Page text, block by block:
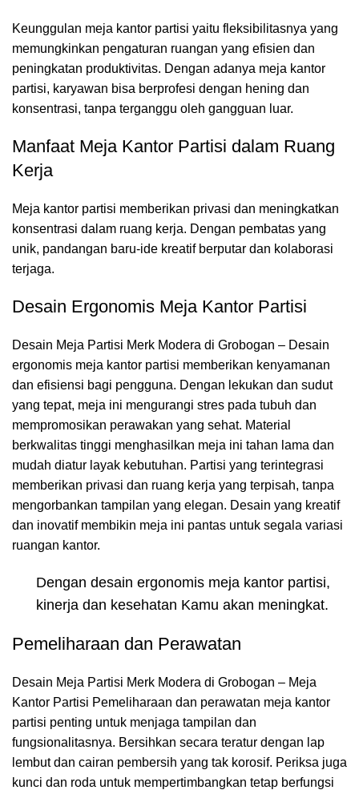
Keunggulan meja kantor partisi yaitu fleksibilitasnya yang
memungkinkan pengaturan ruangan yang efisien dan
peningkatan produktivitas. Dengan adanya meja kantor
partisi, karyawan bisa berprofesi dengan hening dan
konsentrasi, tanpa terganggu oleh gangguan luar.
Manfaat Meja Kantor Partisi dalam Ruang
Kerja
Meja kantor partisi memberikan privasi dan meningkatkan
konsentrasi dalam ruang kerja. Dengan pembatas yang
unik, pandangan baru-ide kreatif berputar dan kolaborasi
terjaga.
Desain Ergonomis Meja Kantor Partisi
Desain Meja Partisi Merk Modera di Grobogan – Desain
ergonomis meja kantor partisi memberikan kenyamanan
dan efisiensi bagi pengguna. Dengan lekukan dan sudut
yang tepat, meja ini mengurangi stres pada tubuh dan
mempromosikan perawakan yang sehat. Material
berkwalitas tinggi menghasilkan meja ini tahan lama dan
mudah diatur layak kebutuhan. Partisi yang terintegrasi
memberikan privasi dan ruang kerja yang terpisah, tanpa
mengorbankan tampilan yang elegan. Desain yang kreatif
dan inovatif membikin meja ini pantas untuk segala variasi
ruangan kantor.
Dengan desain ergonomis meja kantor partisi,
kinerja dan kesehatan Kamu akan meningkat.
Pemeliharaan dan Perawatan
Desain Meja Partisi Merk Modera di Grobogan – Meja
Kantor Partisi Pemeliharaan dan perawatan meja kantor
partisi penting untuk menjaga tampilan dan
fungsionalitasnya. Bersihkan secara teratur dengan lap
lembut dan cairan pembersih yang tak korosif. Periksa juga
kunci dan roda untuk mempertimbangkan tetap berfungsi